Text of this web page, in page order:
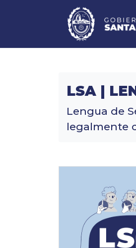
LSA |
Lengua de
legalmente